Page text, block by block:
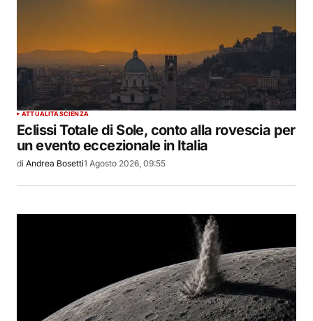
ATTUALITÀSCIENZA
Eclissi Totale di Sole, conto alla rovescia per
un evento eccezionale in Italia
di Andrea Bosetti1 Agosto 2026, 09:55